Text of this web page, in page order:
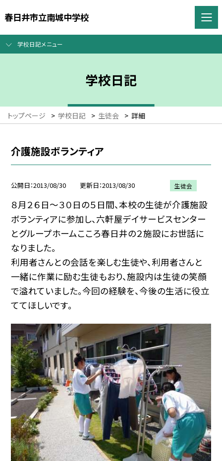
春日井市立南城中学校
学校日記メニュー
学校日記
トップページ > 学校日記 > 生徒会 > 詳細
介護施設ボランティア
公開日 2013/08/30 更新日 2013/08/30 生徒会
８月２６日〜３０日の５日間、本校の生徒が介護施設
ボランティアに参加し、六軒屋デイサービスセンター
とグループホームこころ春日井の２施設にお世話に
なりました。
利用者さんとの会話を楽しむ生徒や、利用者さんと
一緒に作業に励む生徒もおり、施設内は生徒の笑顔
で溢れていました。今回の経験を、今後の生活に役立
ててほしいです。